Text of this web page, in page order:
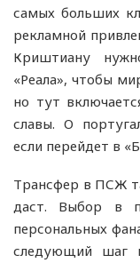
самых больших
рекламной
Криштиану
«Реала», чтобы
но тут
славы. О
если перейдет в
Трансфер в ПСЖ
даст. Выбор в
персональных
следующий шаг